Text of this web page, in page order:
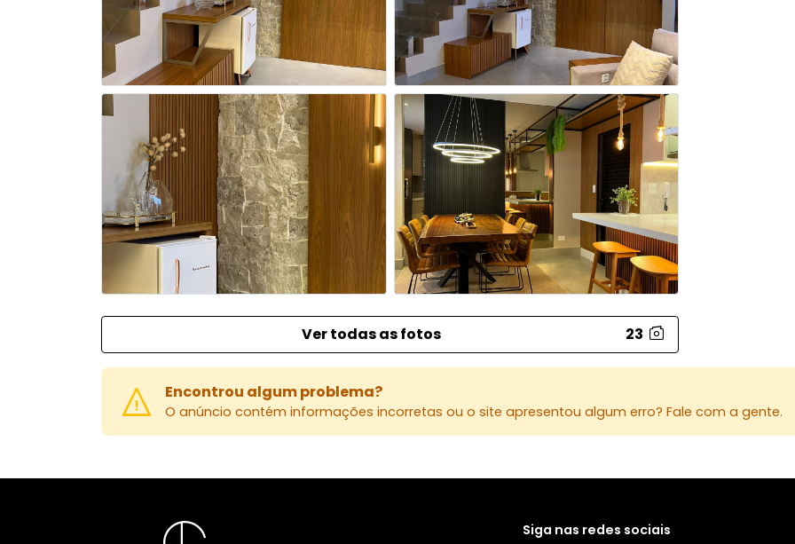
Ver todas as fotos 23
Perfeito
ambiente
Encontrou algum problema?
O anúncio contém informações incorretas ou o site apresentou algum erro? Fale com a gente.
Siga nas redes sociais